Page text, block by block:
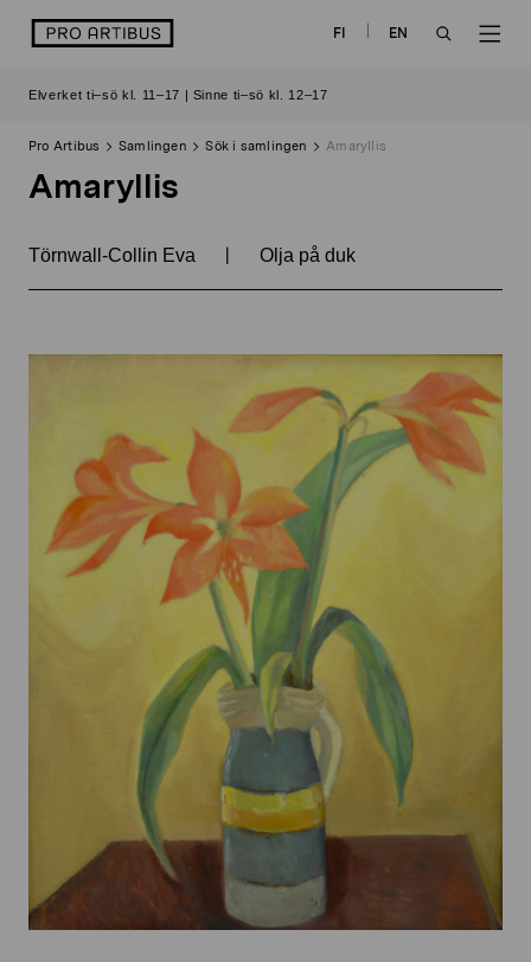
logo FI
EN
Elverket ti–sö kl. 11–17 | Sinne ti–sö kl. 12–17
Pro Artibus Samlingen Sök i samlingen Amaryllis
Amaryllis
Törnwall-Collin Eva | Olja på duk